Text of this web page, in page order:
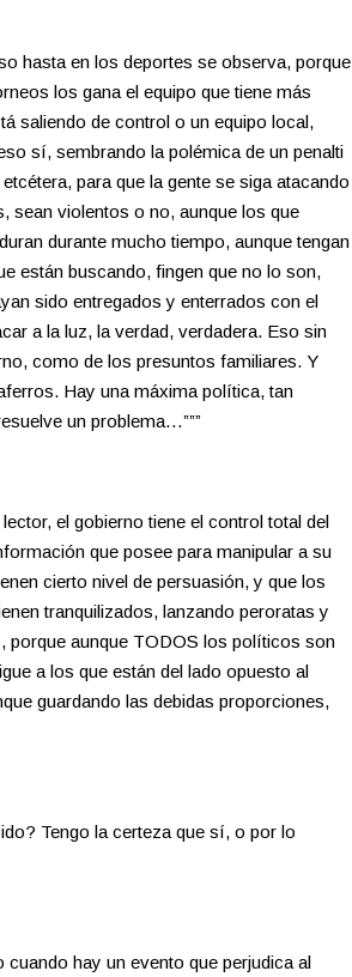
hasta en los deportes se observa, porque
los gana el equipo que tiene más
saliendo de control o un equipo local,
sí, sembrando la polémica de un penalti
para que la gente se siga atacando
sean violentos o no, aunque los que
durante mucho tiempo, aunque tengan
están buscando, fingen que no lo son,
sido entregados y enterrados con el
a la luz, la verdad, verdadera. Eso sin
como de los presuntos familiares. Y
Hay una máxima política, tan
un problema…”””
el gobierno tiene el control total del
que posee para manipular a su
cierto nivel de persuasión, y que los
tranquilizados, lanzando peroratas y
porque aunque TODOS los políticos son
a los que están del lado opuesto al
guardando las debidas proporciones,
Tengo la certeza que sí, o por lo
hay un evento que perjudica al